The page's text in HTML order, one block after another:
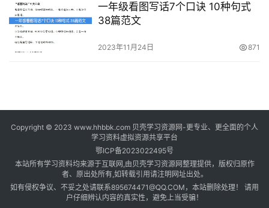
一年级看图写话7个口诀 10种句式
38篇范文
2023年11月24日 871
Copyright © 2023 www.hhbbk.com 贝壳学习资源网-更专业、更全面的个人
学习资料虚拟资源共享平台
鄂ICP备2023022495号
本站所有学习资料均来源于互联网,由贝壳学习资源网整理提供，版权归原作
者、原出处所有,如转载引用请注明网址出处。
如有侵权争议、不妥之处请联系895674471@QQ.COM，本站删除处理！ 请用
户仔细辨认内容的真实性，避免上当受骗！